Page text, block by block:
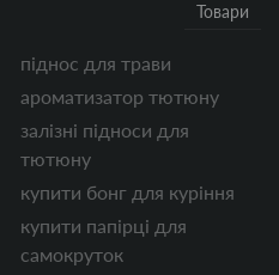
Товари
піднос для трави
ароматизатор тютюну
залізні підноси для
тютюну
купити бонг для куріння
купити папірці для
самокруток